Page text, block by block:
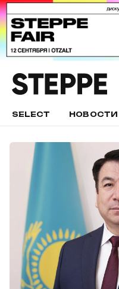
SELECT НОВОСТИ